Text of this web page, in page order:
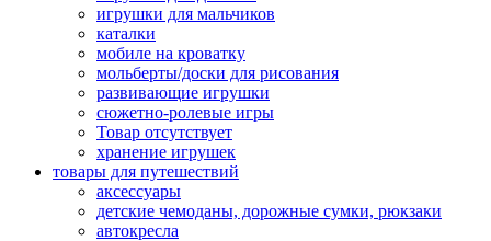
игрушки для мальчиков
каталки
мобиле на кроватку
мольберты/доски для рисования
развивающие игрушки
сюжетно-ролевые игры
Товар отсутствует
хранение игрушек
товары для путешествий
аксессуары
детские чемоданы, дорожные сумки, рюкзаки
автокресла